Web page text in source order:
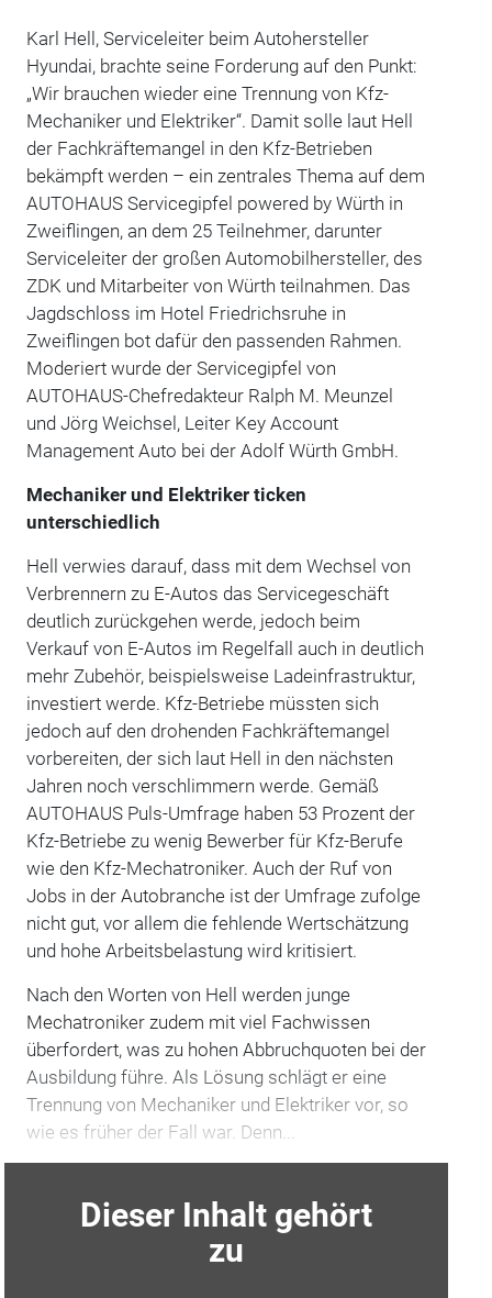
Karl Hell, Serviceleiter beim Autohersteller
Hyundai, brachte seine Forderung auf den Punkt:
„Wir brauchen wieder eine Trennung von Kfz-
Mechaniker und Elektriker“. Damit solle laut Hell
der Fachkräftemangel in den Kfz-Betrieben
bekämpft werden – ein zentrales Thema auf dem
AUTOHAUS Servicegipfel powered by Würth in
Zweiflingen, an dem 25 Teilnehmer, darunter
Serviceleiter der großen Automobilhersteller, des
ZDK und Mitarbeiter von Würth teilnahmen. Das
Jagdschloss im Hotel Friedrichsruhe in
Zweiflingen bot dafür den passenden Rahmen.
Moderiert wurde der Servicegipfel von
AUTOHAUS-Chefredakteur Ralph M. Meunzel
und Jörg Weichsel, Leiter Key Account
Management Auto bei der Adolf Würth GmbH.
Mechaniker und Elektriker ticken
unterschiedlich
Hell verwies darauf, dass mit dem Wechsel von
Verbrennern zu E-Autos das Servicegeschäft
deutlich zurückgehen werde, jedoch beim
Verkauf von E-Autos im Regelfall auch in deutlich
mehr Zubehör, beispielsweise Ladeinfrastruktur,
investiert werde. Kfz-Betriebe müssten sich
jedoch auf den drohenden Fachkräftemangel
vorbereiten, der sich laut Hell in den nächsten
Jahren noch verschlimmern werde. Gemäß
AUTOHAUS Puls-Umfrage haben 53 Prozent der
Kfz-Betriebe zu wenig Bewerber für Kfz-Berufe
wie den Kfz-Mechatroniker. Auch der Ruf von
Jobs in der Autobranche ist der Umfrage zufolge
nicht gut, vor allem die fehlende Wertschätzung
und hohe Arbeitsbelastung wird kritisiert.
Nach den Worten von Hell werden junge
Mechatroniker zudem mit viel Fachwissen
überfordert, was zu hohen Abbruchquoten bei der
Ausbildung führe. Als Lösung schlägt er eine
Trennung von Mechaniker und Elektriker vor, so
wie es früher der Fall war. Denn...
Dieser Inhalt gehört
zu